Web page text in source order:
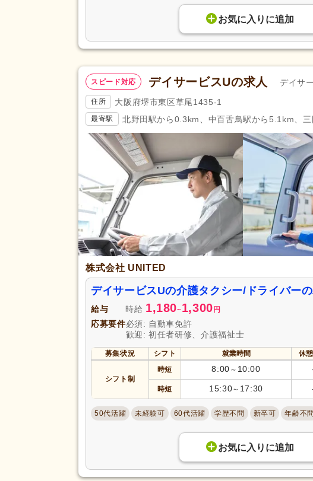
お気に入り に追加
スピード対応 デイサービスUの求人 デイサ
住所 大阪府堺市東区草尾1435-1
最寄駅 北野田駅から0.3km、中百舌鳥駅から5.1km、
株式会社 UNITED
デイサービスUの介護タクシー/ドライバー
給与 時給 1,180~1,300 円
応募要件必須: 自動車免許
歓迎: 初任者研修、介護福祉士
募集状況 シフト 就業時間 休
シフト制
時短 8:00 ～ 10:00
時短 15:30～ 17:30
50代活躍 未経験可 60代活躍 学歴不問 新卒可 年齢不問
お気に入り に追加